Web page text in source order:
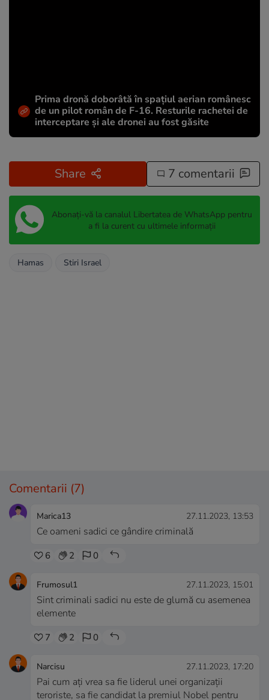
Prima dronă doborâtă în spațiul aerian românesc
de un pilot român de F-16. Resturile rachetei de
interceptare și ale dronei au fost găsite
Share 7 comentarii
Abonați-vă la canalul Libertatea de WhatsApp pentru
a fi la curent cu ultimele informații
Hamas Stiri Israel
Comentarii (7)
Marica13 27.11.2023, 13:53
Ce oameni sadici ce gândire criminală
6 2 0
Frumosul1 27.11.2023, 15:01
Sint criminali sadici nu este de glumă cu asemenea
elemente
7 2 0
Narcisu 27.11.2023, 17:20
Pai cum ați vrea sa fie liderul unei organizații
teroriste, sa fie candidat la premiul Nobel pentru